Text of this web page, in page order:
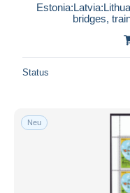
bridges,
Status
Neu